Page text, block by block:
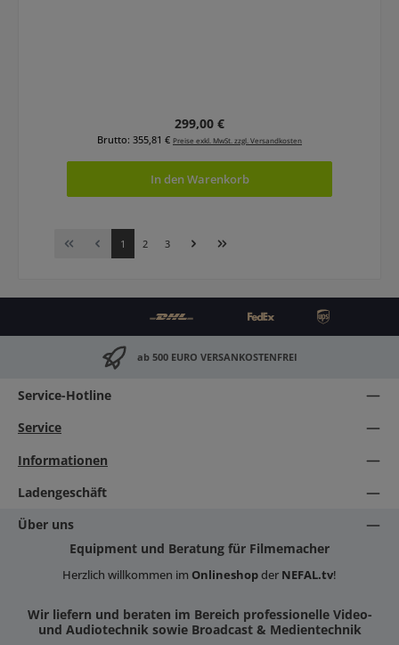
Regulärer Preis:
299,00 €
Brutto: 355,81 € Preise exkl. MwSt. zzgl. Versandkosten
In den Warenkorb
Seite
1 Seite
2 Seite
3
ab 500 EURO VERSANKOSTENFREI
Service-Hotline
Service
Informationen
Ladengeschäft
Über uns
Equipment und Beratung für Filmemacher
Herzlich willkommen im Onlineshopder NEFAL.tv!
Wir liefern und beraten im Bereich professionelle Video-
und Audiotechnik sowie Broadcast & Medientechnik